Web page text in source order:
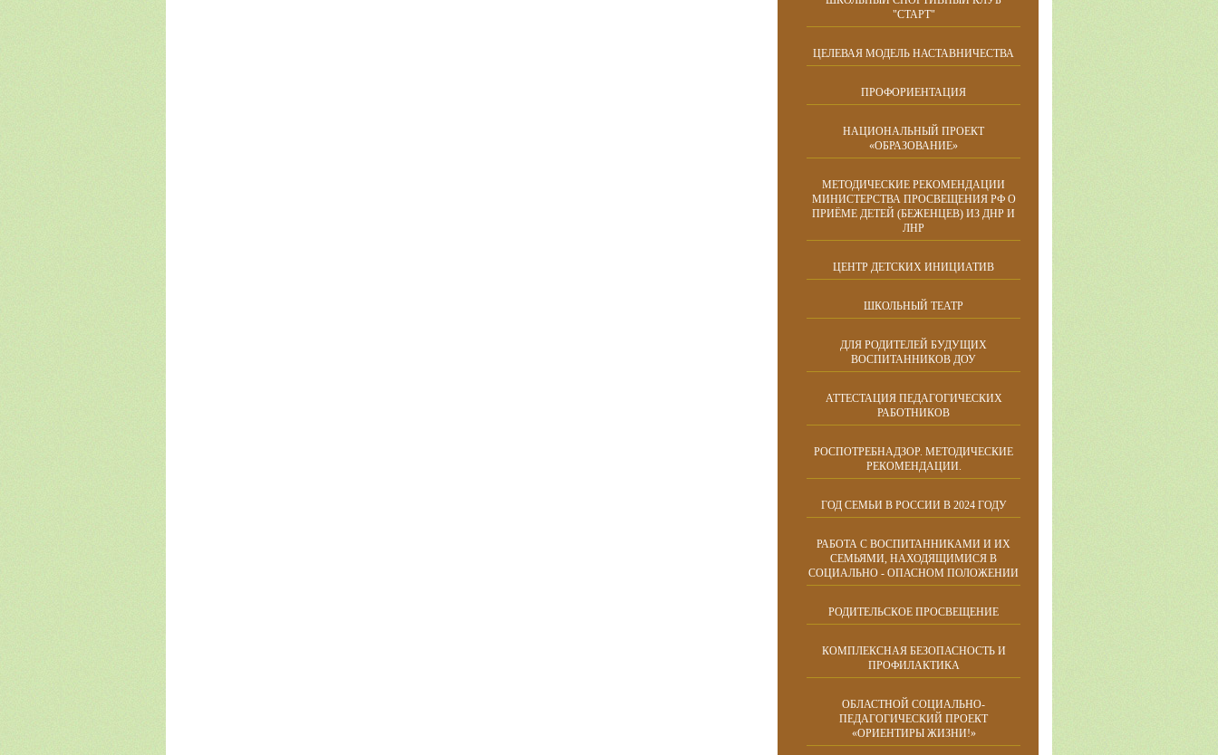
"СТАРТ"
ЦЕЛЕВАЯ МОДЕЛЬ НАСТАВНИЧЕСТВА
ПРОФОРИЕНТАЦИЯ
НАЦИОНАЛЬНЫЙ ПРОЕКТ
«ОБРАЗОВАНИЕ»
МЕТОДИЧЕСКИЕ РЕКОМЕНДАЦИИ
МИНИСТЕРСТВА ПРОСВЕЩЕНИЯ РФ О
ПРИЁМЕ ДЕТЕЙ (БЕЖЕНЦЕВ) ИЗ ДНР И
ЛНР
ЦЕНТР ДЕТСКИХ ИНИЦИАТИВ
ШКОЛЬНЫЙ ТЕАТР
ДЛЯ РОДИТЕЛЕЙ БУДУЩИХ
ВОСПИТАННИКОВ ДОУ
АТТЕСТАЦИЯ ПЕДАГОГИЧЕСКИХ
РАБОТНИКОВ
РОСПОТРЕБНАДЗОР. МЕТОДИЧЕСКИЕ
РЕКОМЕНДАЦИИ.
ГОД СЕМЬИ В РОССИИ В 2024 ГОДУ
РАБОТА С ВОСПИТАННИКАМИ И ИХ
СЕМЬЯМИ, НАХОДЯЩИМИСЯ В
СОЦИАЛЬНО - ОПАСНОМ ПОЛОЖЕНИИ
РОДИТЕЛЬСКОЕ ПРОСВЕЩЕНИЕ
КОМПЛЕКСНАЯ БЕЗОПАСНОСТЬ И
ПРОФИЛАКТИКА
ОБЛАСТНОЙ СОЦИАЛЬНО-
ПЕДАГОГИЧЕСКИЙ ПРОЕКТ
«ОРИЕНТИРЫ ЖИЗНИ!»